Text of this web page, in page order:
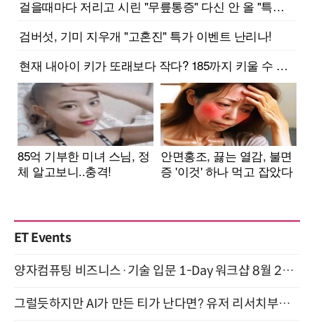
ET Events
양자컴퓨팅 비즈니스·기술 입문 1-Day 워크샵 8월 28일 개최
그럴듯하지만 AI가 만든 티가 난다면? 유저 리서치부터 배포까지! (9/15)